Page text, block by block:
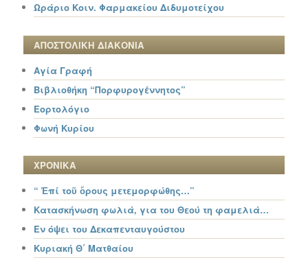
Ωράριο Κοιν. Φαρμακείου Διδυμοτείχου
ΑΠΟΣΤΟΛΙΚΗ ΔΙΑΚΟΝΙΑ
Αγία Γραφή
Βιβλιοθήκη “Πορφυρογέννητος”
Εορτολόγιο
Φωνή Κυρίου
ΧΡΟΝΙΚΑ
“ Ἐπί τοῦ ὄρους μετεμορφώθης…”
Κατασκήνωση φωλιά, για του Θεού τη φαμελιά…
Εν όψει του Δεκαπενταυγούστου
Κυριακή Θ΄ Ματθαίου